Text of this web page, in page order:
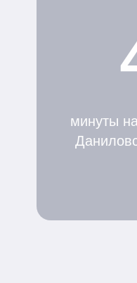
минуты